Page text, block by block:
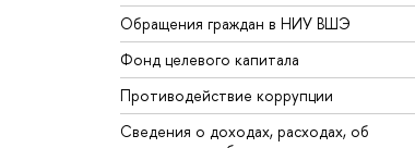
Обращения граждан в НИУ ВШЭ
Фонд целевого капитала
Противодействие коррупции
Сведения о доходах, расходах, об